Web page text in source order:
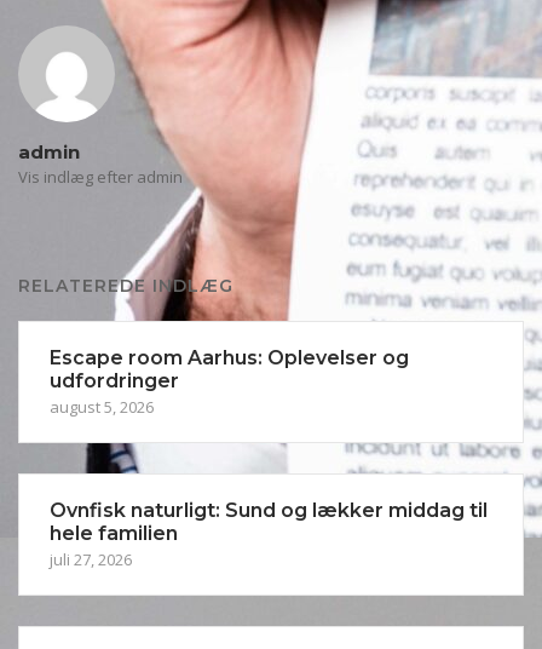
admin
Vis indlæg efter admin
RELATEREDE INDLÆG
Escape room Aarhus: Oplevelser og
udfordringer
august 5, 2026
Ovnfisk naturligt: Sund og lækker middag til
hele familien
juli 27, 2026